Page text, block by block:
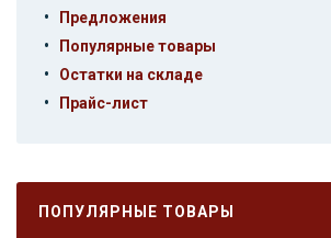
• Предложения
• Популярные товары
• Остатки на складе
• Прайс-лист
ПОПУЛЯРНЫЕ ТОВАРЫ